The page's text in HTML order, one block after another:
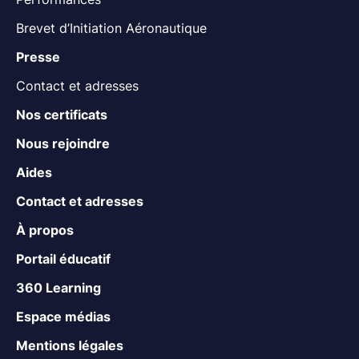
Brevet d’Initiation Aéronautique
Presse
Contact et adresses
Nos certificats
Nous rejoindre
Aides
Contact et adresses
À propos
Portail éducatif
360 Learning
Espace médias
Mentions légales